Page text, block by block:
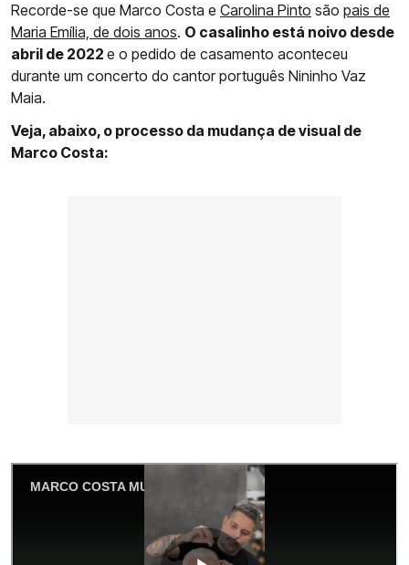
Recorde-se que Marco Costa e Carolina Pinto são pais de
Maria Emília, de dois anos. O casalinho está noivo desde
abril de 2022 e o pedido de casamento aconteceu
durante um concerto do cantor português Nininho Vaz
Maia.
Veja, abaixo, o processo da mudança de visual de
Marco Costa: